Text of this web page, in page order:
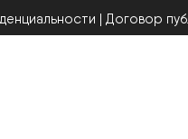
| Договор